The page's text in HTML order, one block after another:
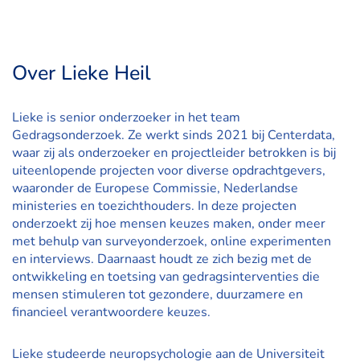
Over Lieke Heil
Lieke is senior onderzoeker in het team
Gedragsonderzoek. Ze werkt sinds 2021 bij Centerdata,
waar zij als onderzoeker en projectleider betrokken is bij
uiteenlopende projecten voor diverse opdrachtgevers,
waaronder de Europese Commissie, Nederlandse
ministeries en toezichthouders. In deze projecten
onderzoekt zij hoe mensen keuzes maken, onder meer
met behulp van surveyonderzoek, online experimenten
en interviews. Daarnaast houdt ze zich bezig met de
ontwikkeling en toetsing van gedragsinterventies die
mensen stimuleren tot gezondere, duurzamere en
financieel verantwoordere keuzes.
Lieke studeerde neuropsychologie aan de Universiteit